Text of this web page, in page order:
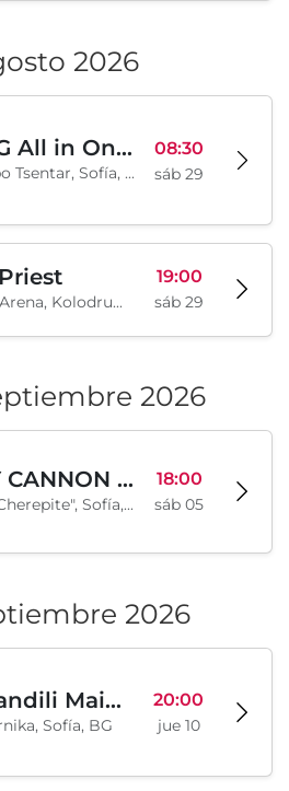
2026
DEV.BG All in One 2026
Inter Ekspo Tsentar, Sofía, BG
08:30
sáb 29
Vidas Art Arena, Kolodrum, Borisova gradina, Sofía, BG
19:00
sáb 29
2026
PARTY CANNON live in Sofia
Klub "Pri Cherepite", Sofía, BG
18:00
sáb 05
2026
Trio Mandili Maimunarnika- Sofia
Sofía, BG
20:00
jue 10